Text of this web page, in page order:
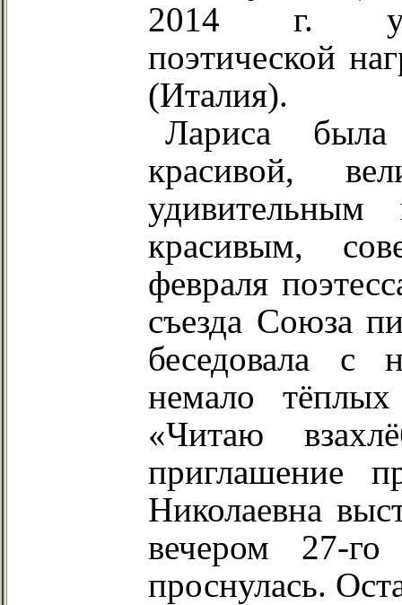
2014 г.
поэтической
(Италия).
Лариса
красивой,
красивым,
февраля
съезда Союза
беседовала с
немало
«Читаю
приглашение
Николаевна
вечером 27-
проснулась.